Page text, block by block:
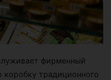
фирменный
традиционного